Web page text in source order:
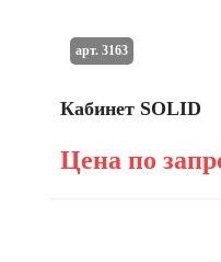
Кабинет SOLID
Цена по
арт. 3163